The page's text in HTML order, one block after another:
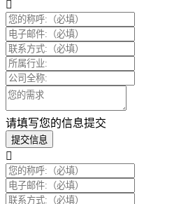
请填写您的信息提交
提交信息